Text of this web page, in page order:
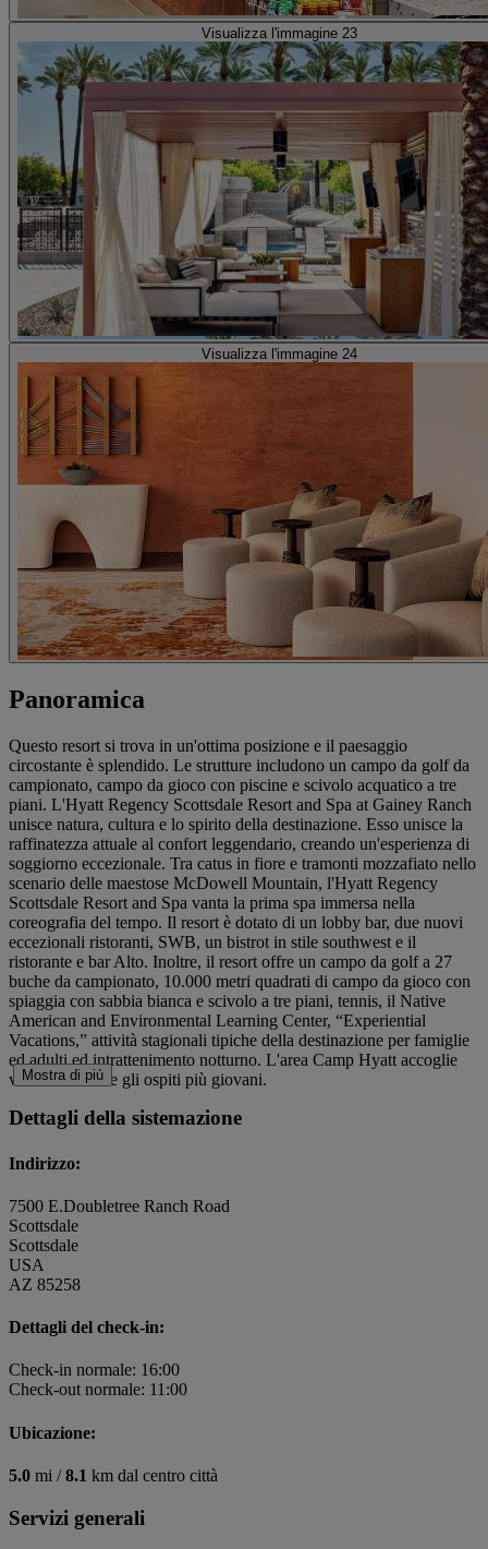
Visualizza l'immagine 23
Visualizza l'immagine 24
Panoramica
Questo resort si trova in un'ottima posizione e il paesaggio
circostante è splendido. Le strutture includono un campo da golf da
campionato, campo da gioco con piscine e scivolo acquatico a tre
piani. L'Hyatt Regency Scottsdale Resort and Spa at Gainey Ranch
unisce natura, cultura e lo spirito della destinazione. Esso unisce la
raffinatezza attuale al confort leggendario, creando un'esperienza di
soggiorno eccezionale. Tra catus in fiore e tramonti mozzafiato nello
scenario delle maestose McDowell Mountain, l'Hyatt Regency
Scottsdale Resort and Spa vanta la prima spa immersa nella
coreografia del tempo. Il resort è dotato di un lobby bar, due nuovi
eccezionali ristoranti, SWB, un bistrot in stile southwest e il
ristorante e bar Alto. Inoltre, il resort offre un campo da golf a 27
buche da campionato, 10.000 metri quadrati di campo da gioco con
spiaggia con sabbia bianca e scivolo a tre piani, tennis, il Native
American and Environmental Learning Center, “Experiential
Vacations,” attività stagionali tipiche della destinazione per famiglie
ed adulti ed intrattenimento notturno. L'area Camp Hyatt accoglie
volentieri anche gli ospiti più giovani.
Mostra di più
Dettagli della sistemazione
Indirizzo:
7500 E.Doubletree Ranch Road
Scottsdale
Scottsdale
USA
AZ 85258
Dettagli del check-in:
Check-in normale: 16:00
Check-out normale: 11:00
Ubicazione:
5.0 mi /8.1 km dal centro città
Servizi generali